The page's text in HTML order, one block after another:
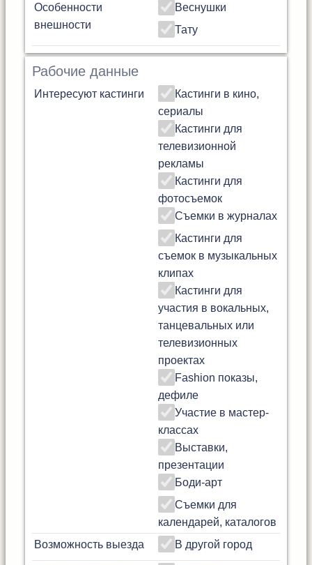
Особенности
внешности
Веснушки
Тату
Рабочие данные
Интересуют кастинги
Кастинги в кино,
сериалы
Кастинги для
телевизионной
рекламы
Кастинги для
фотосъемок
Съемки в журналах
Кастинги для
съемок в музыкальных
клипах
Кастинги для
участия в вокальных,
танцевальных или
телевизионных
проектах
Fashion показы,
дефиле
Участие в мастер-
классах
Выставки,
презентации
Боди-арт
Съемки для
календарей, каталогов
Возможность выезда
В другой город